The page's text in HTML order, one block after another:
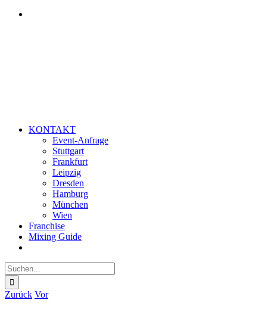
KONTAKT
Event-Anfrage
Stuttgart
Frankfurt
Leipzig
Dresden
Hamburg
München
Wien
Franchise
Mixing Guide
Suche
nach:
Zurück Vor